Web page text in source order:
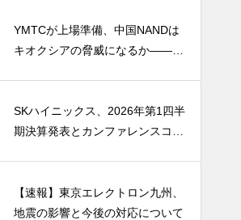
YMTCが上場準備、中国NANDは
キオクシアの脅威になるか――AI
SKハイニックス、2026年第1四半
期決算発表とカンファレンスコー
【速報】東京エレクトロン九州、
地震の影響と今後の対応について